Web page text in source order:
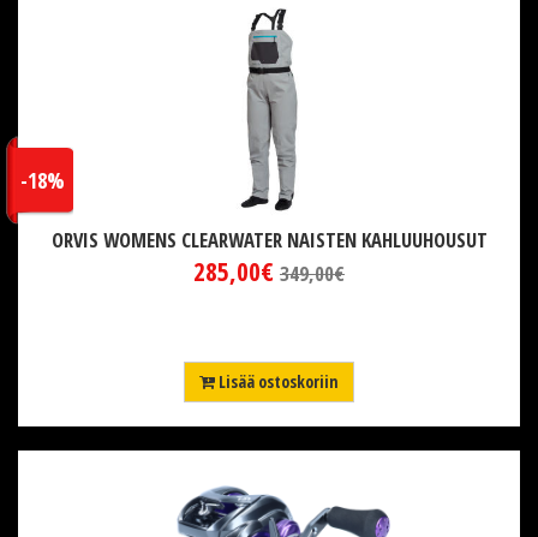
ORVIS WOMENS CLEARWATER NAISTEN KAHLUUHOUSUT
285,00€
-18%
349,00€
Lisää ostoskoriin